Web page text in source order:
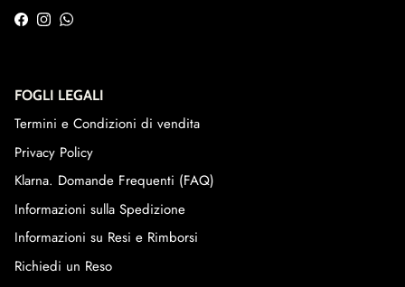
Facebook
InstagramWhatsApp
FOGLI LEGALI
Termini e Condizioni di vendita
Privacy Policy
Klarna. Domande Frequenti (FAQ)
Informazioni sulla Spedizione
Informazioni su Resi e Rimborsi
Richiedi un Reso